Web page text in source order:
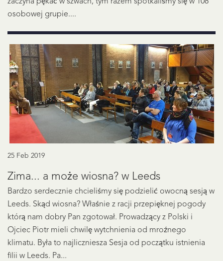
zaczyna pękać w szwach, tym razem spotkaliśmy się w 108
osobowej grupie....
25 Feb 2019
Zima... a może wiosna? w Leeds
Bardzo serdecznie chcieliśmy się podzielić owocną sesją w
Leeds. Skąd wiosna? Właśnie z racji przepięknej pogody
którą nam dobry Pan zgotował. Prowadzący z Polski i
Ojciec Piotr mieli chwilę wytchnienia od mroźnego
klimatu. Była to najliczniesza Sesja od początku istnienia
filii w Leeds. Pa...